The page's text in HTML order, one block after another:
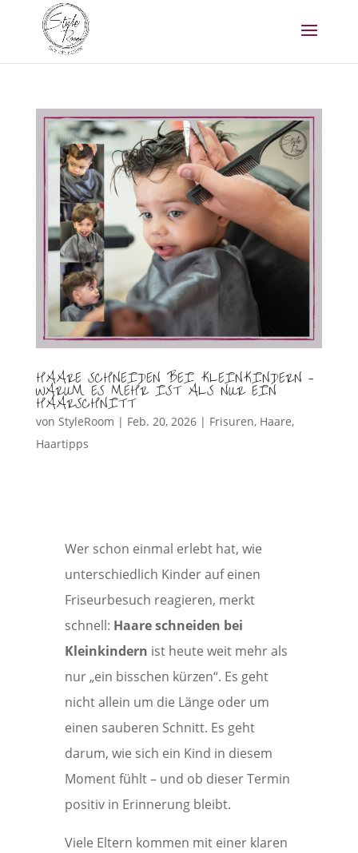
HAARE SCHNEIDEN BEI KLEINKINDERN –
WARUM ES MEHR IST ALS NUR EIN
HAARSCHNITT
von StyleRoom | Feb. 20, 2026| Frisuren, Haare,
Haartipps
Wer schon einmal erlebt hat, wie
unterschiedlich Kinder auf einen
Friseurbesuch reagieren, merkt
schnell: Haare schneiden bei
Kleinkindern ist heute weit mehr als
nur „ein bisschen kürzen“. Es geht
nicht allein um die Länge oder um
einen sauberen Schnitt. Es geht
darum, wie sich ein Kind in diesem
Moment fühlt – und ob dieser Termin
positiv in Erinnerung bleibt.
Viele Eltern kommen mit einer klaren